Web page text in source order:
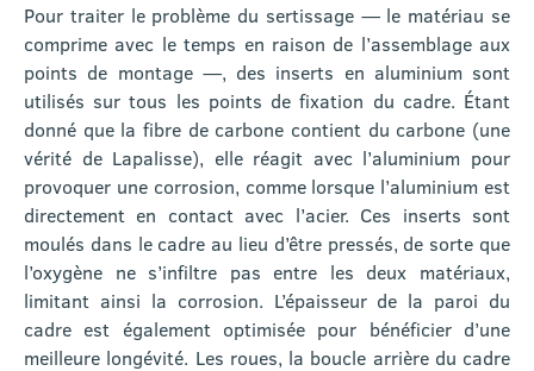
Pour traiter le problème du sertissage — le matériau se
comprime avec le temps en raison de l’assemblage aux
points de montage —, des inserts en aluminium sont
utilisés sur tous les points de fixation du cadre. Étant
donné que la fibre de carbone contient du carbone (une
vérité de Lapalisse), elle réagit avec l’aluminium pour
provoquer une corrosion, comme lorsque l’aluminium est
directement en contact avec l’acier. Ces inserts sont
moulés dans le cadre au lieu d’être pressés, de sorte que
l’oxygène ne s’infiltre pas entre les deux matériaux,
limitant ainsi la corrosion. L’épaisseur de la paroi du
cadre est également optimisée pour bénéficier d’une
meilleure longévité. Les roues, la boucle arrière du cadre